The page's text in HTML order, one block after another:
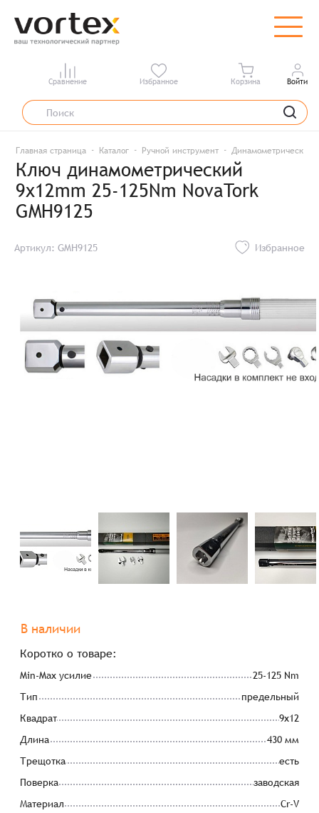
Сравнение Избранное Корзина Войти
Главная страница Каталог Ручной инструмент Динамометрический
Ключ динамометрический
9x12mm 25-125Nm NovaTork
GMH9125
Артикул: GMH9125 Избранное
В наличии
Коротко о товаре:
Min-Max усилие
25-125 Nm
Тип
предельный
Квадрат
9х12
Длина
430 мм
Трещотка
есть
Поверка
заводская
Материал
Cr-V